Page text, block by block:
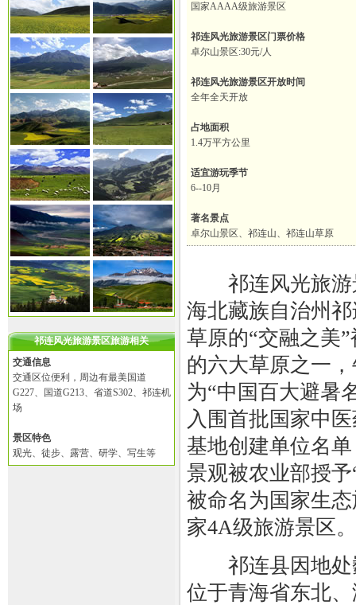
祁连风光旅游景区旅游相关
交通信息
交通区位便利，周边有最美国道
G227、国道G213、省道S302、祁连机
场
景区特色
观光、徒步、露营、研学、写生等
国家AAAA级旅游景区
祁连风光旅游景区门票价格
卓尔山景区:30元/人
祁连风光旅游景区开放时间
全年全天开放
占地面积
1.4万平方公里
适宜游玩季节
6--10月
著名景点
卓尔山景区、祁连山、祁连山草原
祁连风光旅游
海北藏族自治州
草原的“交融之美
的六大草原之一
为“中国百大避暑
入围首批国家中
基地创建单位名
景观被农业部授
被命名为国家生
家4A级旅游景区。
祁连县因地处
位于青海省东北